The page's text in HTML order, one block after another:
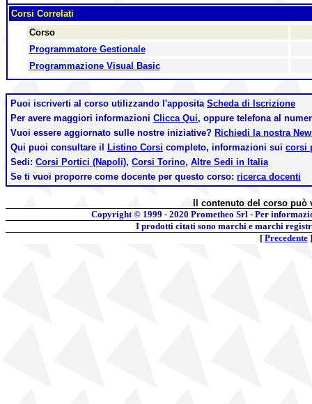
Corsi Correlati
Corso
Programmatore Gestionale
Programmazione Visual Basic
Puoi iscriverti al corso utilizzando l'apposita Scheda di Iscrizione
Per avere maggiori informazioni Clicca Qui, oppure telefona al
Vuoi essere aggiornato sulle nostre iniziative? Richiedi la nostra
Qui puoi consultare il
Listino Corsi completo, informazioni sui corsi
Sedi: Corsi Portici (Napoli), Corsi Torino, Altre Sedi in Italia
Se ti vuoi proporre come docente per questo corso: ricerca docenti
Il contenuto del corso
Copyright © 1999 - 2020 Prometheo Srl - Per
I prodotti citati sono marchi e marchi
[ Precedente]